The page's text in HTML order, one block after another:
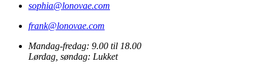
sophia@lonovae.com
frank@lonovae.com
Mandag-fredag: 9.00 til 18.00
Lørdag, søndag: Lukket